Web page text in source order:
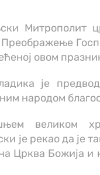
Митрополит
Преображење
овом
је
народом
великом
је рекао да је
Црква Божија